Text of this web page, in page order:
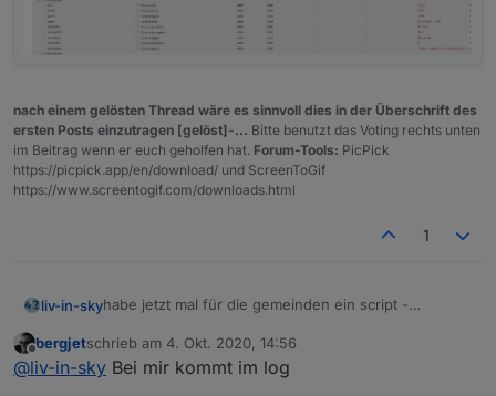
nach einem gelösten Thread wäre es sinnvoll dies in der Überschrift des
ersten Posts einzutragen [gelöst]-... Bitte benutzt das Voting rechts unten
im Beitrag wenn er euch geholfen hat. Forum-Tools: PicPick
https://picpick.app/en/download/ und ScreenToGif
https://www.screentogif.com/downloads.html
1
liv-in-skyhabe jetzt mal für die gemeinden ein script -
directory ändern - sonst überschreiben sich die
daten
ihr könnt nun oben einstellen - ob nach gkz gesucht
werden soll
Offline
bergjetschrieb am 4. Okt. 2020, 14:56
zuletzt editiert von
@liv-in-sky Bei mir kommt im log